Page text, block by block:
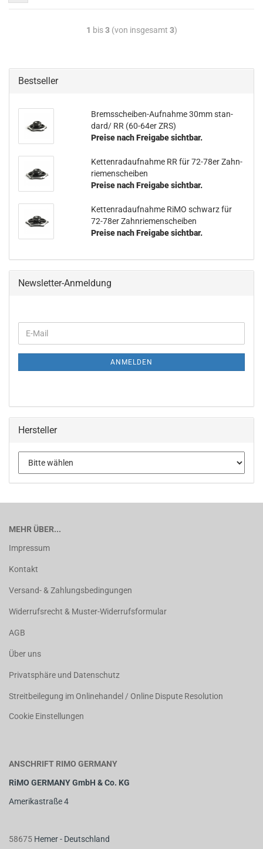
1 bis3(von insgesamt 3)
Bestseller
Bremsscheiben-​Aufnahme 30mm stan­
dard/ RR (60-​64er ZRS)
Preise nach Freigabe sichtbar.
Ket­ten­rad­auf­nah­me RR für 72-​78er Zahn­
rie­men­schei­ben
Preise nach Freigabe sichtbar.
Ket­ten­rad­auf­nah­me RiMO schwarz für
72-​78er Zahn­rie­men­schei­ben
Preise nach Freigabe sichtbar.
Newsletter-Anmeldung
ANMELDEN
Hersteller
MEHR ÜBER...
Impressum
Kontakt
Versand- & Zahlungsbedingungen
Widerrufsrecht & Muster-Widerrufsformular
AGB
Über uns
Privatsphäre und Datenschutz
Streitbeilegung im Onlinehandel / Online Dispute Resolution
Cookie Einstellungen
ANSCHRIFT RIMO GERMANY
RiMO GERMANY GmbH & Co. KG
Amerikastraße 4
58675 Hemer - Deutschland